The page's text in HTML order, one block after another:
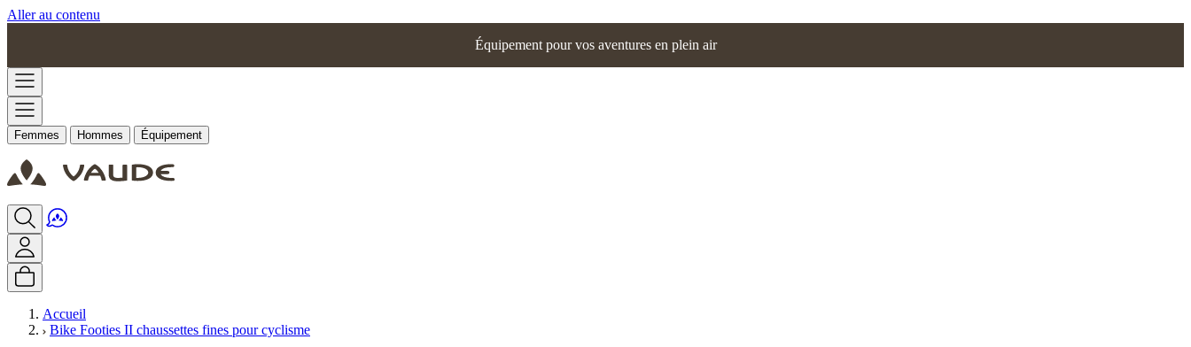
Aller au contenu
Équipement pour vos aventures en plein air
Femmes Hommes Équipement
Accueil
Bike Footies II chaussettes fines pour cyclisme